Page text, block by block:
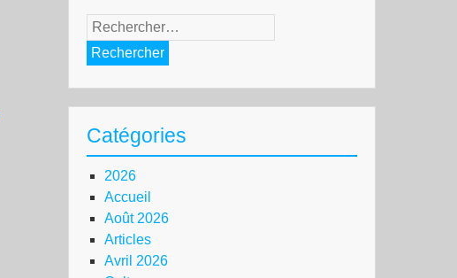
Rechercher :
Catégories
2026
Accueil
Août 2026
Articles
Avril 2026